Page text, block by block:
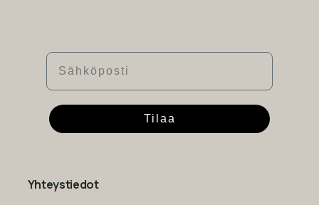
Sähköposti
Tilaa
Yhteystiedot